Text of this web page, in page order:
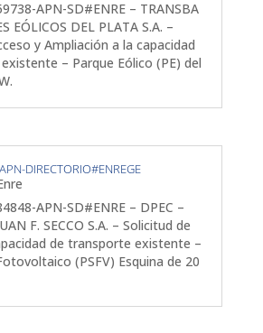
APN-SD#ENRE – TRANSBA
EÓLICOS DEL PLATA S.A. –
y Ampliación a la capacidad
– Parque Eólico (PE) del
DIRECTORIO#ENREGE
APN-SD#ENRE – DPEC –
F. SECCO S.A. – Solicitud de
de transporte existente –
(PSFV) Esquina de 20